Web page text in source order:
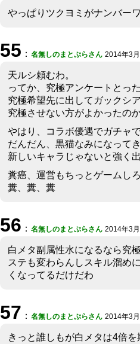
やっぱりツクヨミがナンバーワ
55 ： 名無しのまとぷらさん 2014年3
天ルシ頼むわ。
ってか、究極アンケートとっ
究極希望先に出してガックシ
究極させない方がよかったの
やはり、コラボ優遇でガチャ
だんだん、黒猫なみになってき
新しいキャラじゃないと強く
糞癌、運営もちっとゲームしろ
糞、糞、糞
56 ： 名無しのまとぷらさん 2014年3
白メタ副属性水になるなら究
ステも変わらんしスキル溜め
くなってるだけだわ
57 ： 名無しのまとぷらさん 2014年3
きっと誰しもが白メタは4倍